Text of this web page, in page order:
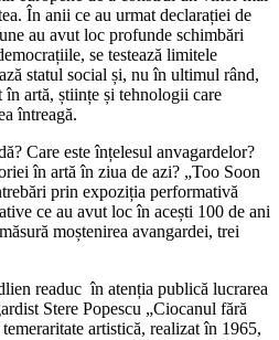
În anii ce au urmat declarației de
au avut loc profunde schimbări
se testează limitele
statul social și, nu în ultimul rând,
în artă, științe și tehnologii care
întreagă.
Care este înțelesul anvagardelor?
în artă în ziua de azi? „Too Soon
prin expoziția performativă
ce au avut loc în acești 100 de ani
moștenirea avangardei, trei
readuc în atenția publică lucrarea
Stere Popescu „Ciocanul fără
artistică, realizat în 1965,